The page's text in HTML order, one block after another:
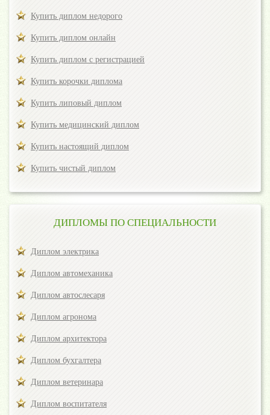
Купить диплом недорого
Купить диплом онлайн
Купить диплом с регистрацией
Купить корочки диплома
Купить липовый диплом
Купить медицинский диплом
Купить настоящий диплом
Купить чистый диплом
ДИПЛОМЫ ПО СПЕЦИАЛЬНОСТИ
Диплом электрика
Диплом автомеханика
Диплом автослесаря
Диплом агронома
Диплом архитектора
Диплом бухгалтера
Диплом ветеринара
Диплом воспитателя